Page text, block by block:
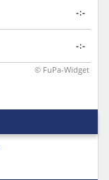
-:-
-:-
© FuPa-Widget